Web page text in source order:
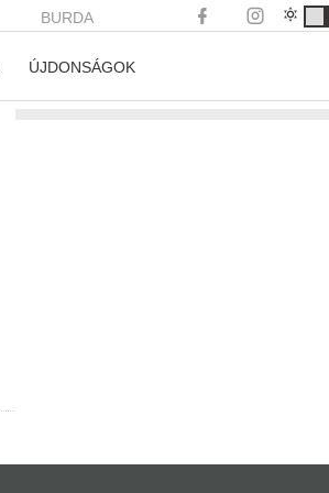
BURDA
ÚJDONSÁGOK